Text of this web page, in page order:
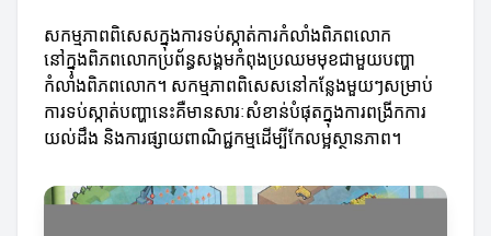
សកម្មភាពពិសេសក្នុងការទប់ស្កាត់ការកំលាំងពិភពលោក
នៅក្នុងពិភពលោកប្រព័ន្ធសង្គមកំពុងប្រឈមមុខជាមួយបញ្ហា
កំលាំងពិភពលោក។ សកម្មភាពពិសេសនៅកន្លែងមួយៗសម្រាប់
ការទប់ស្កាត់បញ្ហានេះគឺមានសារៈសំខាន់បំផុតក្នុងការពង្រីកការ
យល់ដឹង និងការផ្សាយពាណិជ្ជកម្មដើម្បីកែលម្អស្ថានភាព។